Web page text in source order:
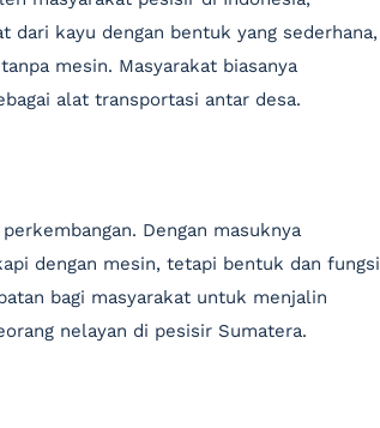
dari kayu dengan bentuk yang sederhana,
mesin. Masyarakat biasanya
alat transportasi antar desa.
Dengan masuknya
dengan mesin, tetapi bentuk dan fungsi
bagi masyarakat untuk menjalin
nelayan di pesisir Sumatera.